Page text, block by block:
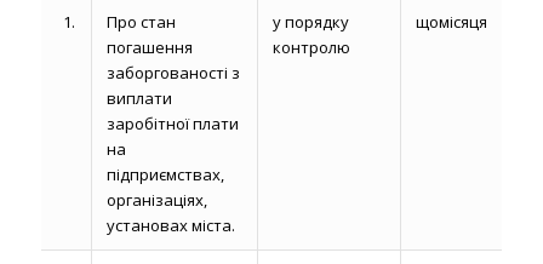
1.
Про стан
погашення
заборгованості з
виплати
заробітної плати
на
підприємствах,
організаціях,
установах міста.
у порядку
контролю
щомісяця